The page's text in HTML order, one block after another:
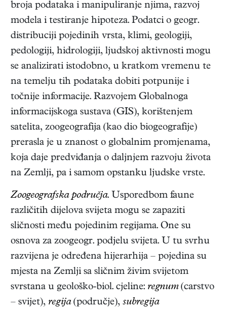
broja podataka i manipuliranje njima, razvoj
modela i testiranje hipoteza. Podatci o geogr.
distribuciji pojedinih vrsta, klimi, geologiji,
pedologiji, hidrologiji, ljudskoj aktivnosti mogu
se analizirati istodobno, u kratkom vremenu te
na temelju tih podataka dobiti potpunije i
točnije informacije. Razvojem Globalnoga
informacijskoga sustava (GIS), korištenjem
satelita, zoogeografija (kao dio biogeografije)
prerasla je u znanost o globalnim promjenama,
koja daje predviđanja o daljnjem razvoju života
na Zemlji, pa i samom opstanku ljudske vrste.
Zoogeografska područja. Usporedbom faune
različitih dijelova svijeta mogu se zapaziti
sličnosti među pojedinim regijama. One su
osnova za zoogeogr. podjelu svijeta. U tu svrhu
razvijena je određena hijerarhija – pojedina su
mjesta na Zemlji sa sličnim živim svijetom
svrstana u geološko-biol. cjeline: regnum(carstvo
– svijet), regija(područje), subregija